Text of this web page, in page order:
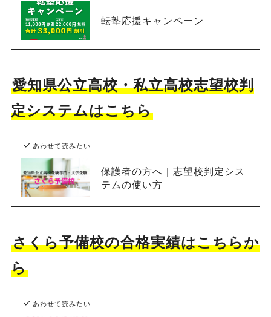
転塾応援キャンペーン
愛知県公立高校・私立高校志望校判
定システムはこちら
あわせて読みたい
保護者の方へ｜志望校判定シス
テムの使い方
さくら予備校の合格実績はこちらか
ら
あわせて読みたい